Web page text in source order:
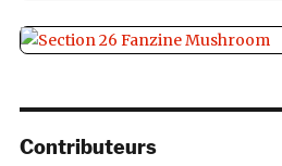
Contributeurs